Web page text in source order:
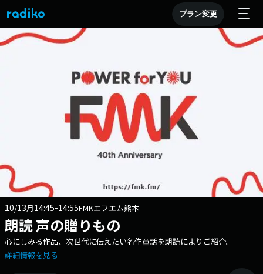
プラン変更
10/13月14:45-14:55FMKエフエム熊本
朗読 声の贈りもの
心にしみる作品、次世代に伝えたい名作童話を朗読によりご紹介。
詳細情報を見る